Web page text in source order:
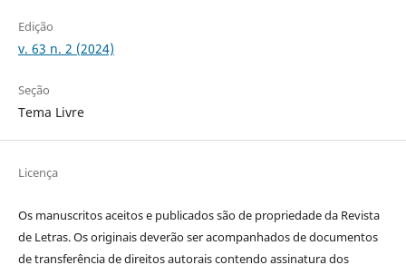
Edição
v. 63 n. 2 (2024)
Seção
Tema Livre
Licença
Os manuscritos aceitos e publicados são de propriedade da Revista
de Letras. Os originais deverão ser acompanhados de documentos
de transferência de direitos autorais contendo assinatura dos